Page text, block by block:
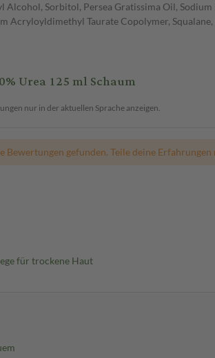
Sorbitol, Persea Gratissima Oil,
Acryloyldimethyl Taurate Copolymer,
Urea 125 ml Schaum
nur in der aktuellen Sprache anzeigen.
Bewertungen gefunden. Teile deine Erfahrungen
für trockene Haut